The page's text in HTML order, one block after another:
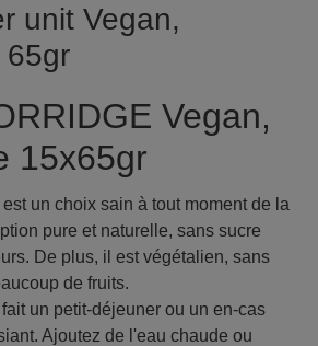
unit Vegan,
65gr
Vegan,
15x65gr
un choix sain à tout moment de la
pure et naturelle, sans sucre
De plus, il est végétalien, sans
de fruits.
un petit-déjeuner ou un en-cas
Ajoutez de l'eau chaude ou